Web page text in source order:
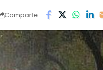
Comparte